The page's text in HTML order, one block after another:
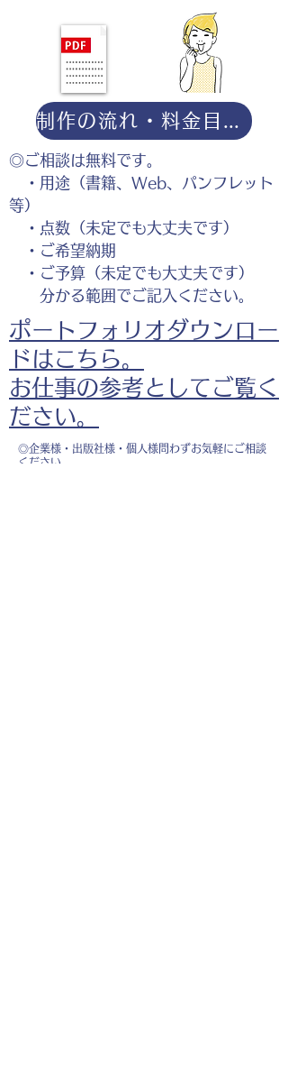
◎ご相談は無料です。
・用途（書籍、Web、パンフレット
等）
・点数（未定でも大丈夫です）
・ご希望納期
・ご予算（未定でも大丈夫です）
分かる範囲でご記入ください。
ポートフォリオダウンロー
ドはこちら。
お仕事の参考としてご覧く
ださい。
◎企業様・出版社様・個人様問わずお気軽にご相談
ください。